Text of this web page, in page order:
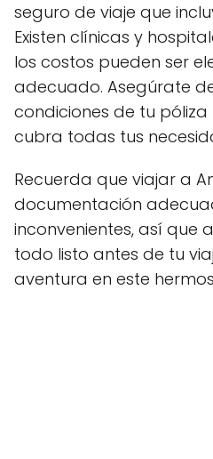
seguro de viaje que
Existen clínicas y
los costos pueden ser
adecuado. Asegúrate
condiciones de tu
cubra todas tus
Recuerda que viajar a
documentación
inconvenientes, así que
todo listo antes de tu
aventura en este